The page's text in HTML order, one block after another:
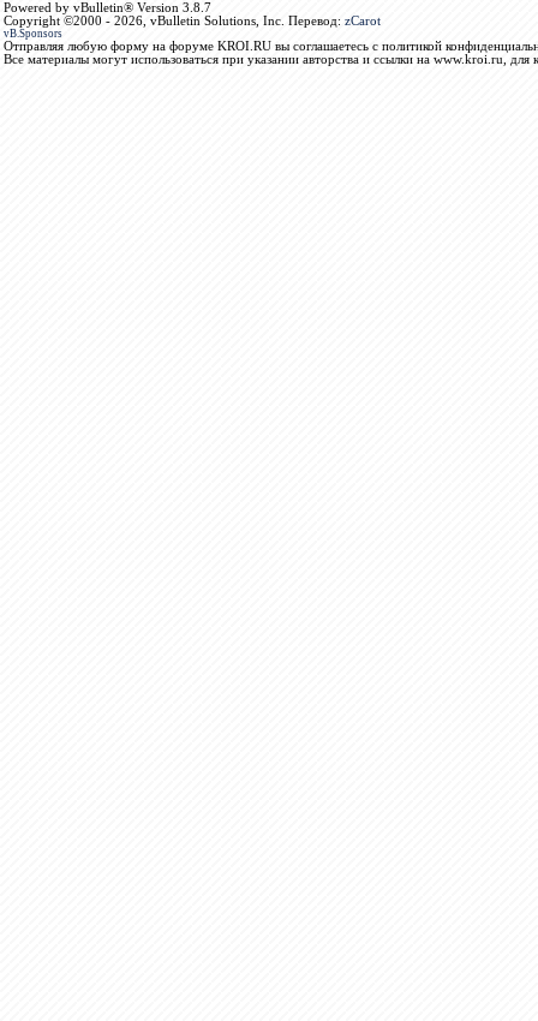
Powered by vBulletin® Version 3.8.7
Copyright ©2000 - 2026, vBulletin Solutions, Inc. Перевод: zCarot
vB.Sponsors
Отправляя любую форму на форуме KROI.RU вы соглашаетесь с политикой
Все материалы могут использоваться при указании авторства и ссылки на www.kroi.ru, для